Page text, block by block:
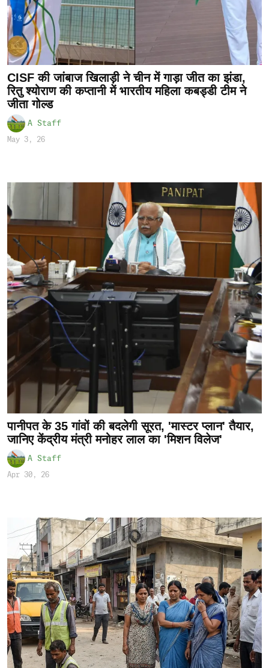
CISF की जांबाज खिलाड़ी ने चीन में गाड़ा जीत का झंडा,
रितु श्योराण की कप्तानी में भारतीय महिला कबड्डी टीम ने
जीता गोल्ड
A Staff
May 3, 26
पानीपत के 35 गांवों की बदलेगी सूरत, 'मास्टर प्लान' तैयार,
जानिए केंद्रीय मंत्री मनोहर लाल का 'मिशन विलेज'
A Staff
Apr 30, 26